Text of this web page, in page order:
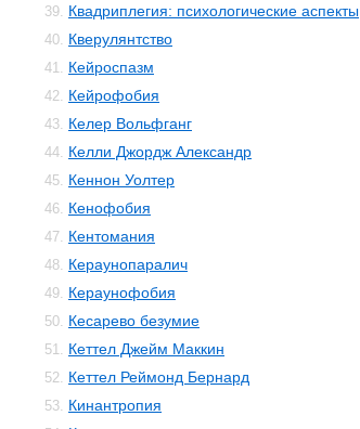
39. Квадриплегия: психологические аспекты
40. Кверулянтство
41. Кейроспазм
42. Кейрофобия
43. Келер Вольфганг
44. Келли Джордж Александр
45. Кеннон Уолтер
46. Кенофобия
47. Кентомания
48. Кераунопаралич
49. Кераунофобия
50. Кесарево безумие
51. Кеттел Джейм Маккин
52. Кеттел Реймонд Бернард
53. Кинантропия